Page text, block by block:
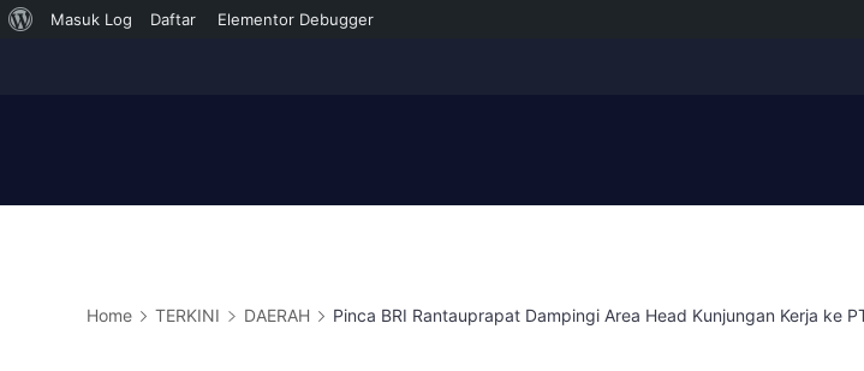
Tentang
Masuk Log Daftar Elementor Debugger
Home TERKINI DAERAH Pinca BRI Rantauprapat Dampingi Area Head Kunjungan Kerja ke